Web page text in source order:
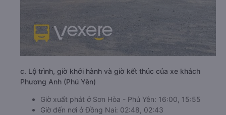
c. Lộ trình, giờ khởi hành và giờ kết thúc của xe khách
Phương Anh (Phú Yên)
Giờ xuất phát ở Sơn Hòa - Phú Yên: 16:00, 15:55
Giờ đến nơi ở Đồng Nai: 02:48, 02:43